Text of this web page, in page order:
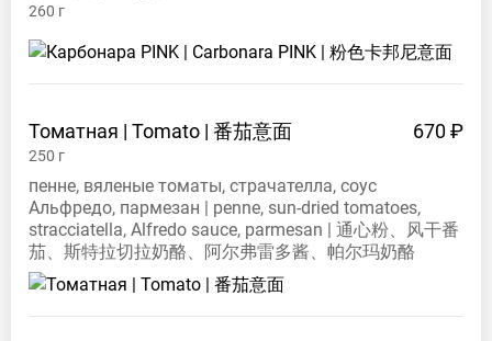
260 г
Томатная | Tomato | 番茄意面 670 ₽
250 г
пенне, вяленые томаты, страчателла, соус
Альфредо, пармезан | penne, sun-dried tomatoes,
stracciatella, Alfredo sauce, parmesan | 通心粉、风干番
茄、斯特拉切拉奶酪、阿尔弗雷多酱、帕尔玛奶酪